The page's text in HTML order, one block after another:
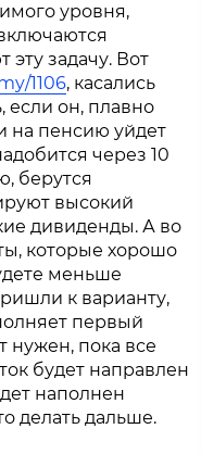
уровня,
задачу. Вот
1106, касались
если он, плавно
на пенсию уйдет
через 10
берутся
высокий
дивиденды. А во
которые хорошо
меньше
к варианту,
первый
нужен, пока все
будет направлен
наполнен
делать дальше.